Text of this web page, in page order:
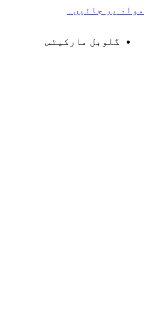
مواد پر جائیں۔
گلوبل مارکیٹس